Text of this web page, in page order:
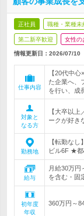
正社員 職種・業種未
第二新卒歓迎 女性の
情報更新日：2026/07/10
仕事内容
【20代中
た企業へ、
を行い、成
対象と
なる方
【大卒以
ークが好き
勤務地
【転勤な
ビル6F ★都
給与
月給30万
を含む・固
初年度
年収
360万円～